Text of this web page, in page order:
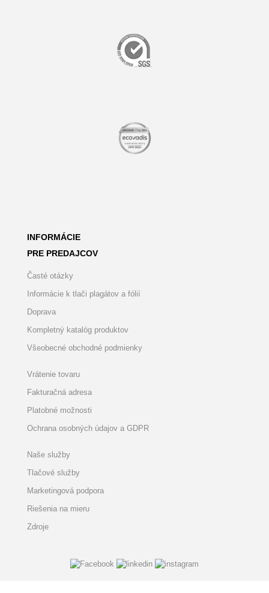
INFORMÁCIE
PRE PREDAJCOV
Časté otázky
Informácie k tlači plagátov a fólií
Doprava
Kompletný katalóg produktov
Všeobecné obchodné podmienky
Vrátenie tovaru
Fakturačná adresa
Platobné možnosti
Ochrana osobných údajov a GDPR
Naše služby
Tlačové služby
Marketingová podpora
Riešenia na mieru
Zdroje